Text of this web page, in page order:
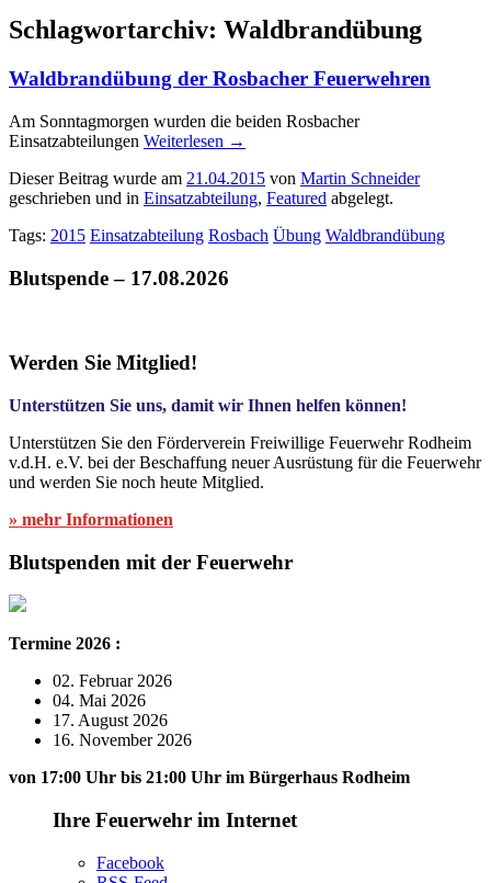
Schlagwortarchiv: Waldbrandübung
Waldbrandübung der Rosbacher Feuerwehren
Am Sonntagmorgen wurden die beiden Rosbacher
Einsatzabteilungen Weiterlesen →
Dieser Beitrag wurde am 21.04.2015 von Martin Schneider
geschrieben und in Einsatzabteilung, Featured abgelegt.
Tags: 2015 Einsatzabteilung Rosbach Übung Waldbrandübung
Blutspende – 17.08.2026
Werden Sie Mitglied!
Unterstützen Sie uns, damit wir Ihnen helfen können!
Unterstützen Sie den Förderverein Freiwillige Feuerwehr Rodheim
v.d.H. e.V. bei der Beschaffung neuer Ausrüstung für die Feuerwehr
und werden Sie noch heute Mitglied.
» mehr Informationen
Blutspenden mit der Feuerwehr
Termine 2026 :
02. Februar 2026
04. Mai 2026
17. August 2026
16. November 2026
von 17:00 Uhr bis 21:00 Uhr im Bürgerhaus Rodheim
Ihre Feuerwehr im Internet
Facebook